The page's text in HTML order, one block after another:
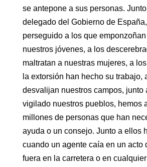
se antepone a sus personas.
delegado del Gobierno de
perseguido a los que
nuestros jóvenes, a los
maltratan a nuestras mujeres, a
la extorsión han hecho su trabajo,
desvalijan nuestros campos, junto
vigilado nuestros pueblos, hemos
millones de personas que han
ayuda o un consejo. Junto a ellos
cuando un agente caía en un acto
fuera en la carretera o en